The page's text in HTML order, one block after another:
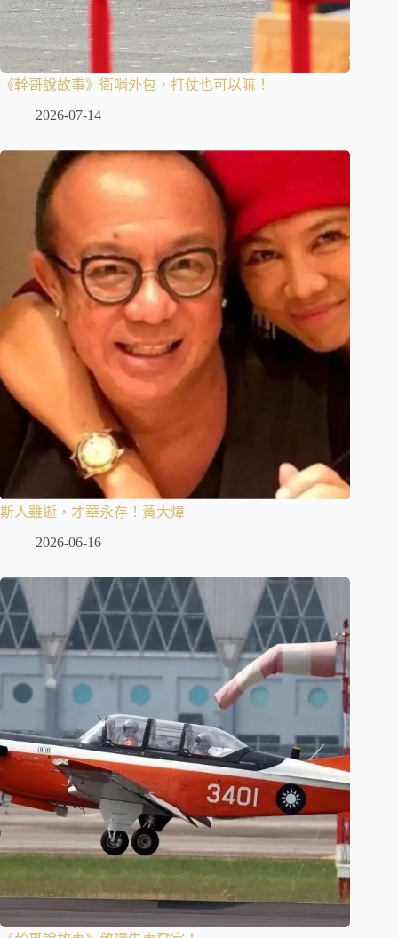
《幹哥說故事》衛哨外包，打仗也可以嘛！
2026-07-14
斯人雖逝，才華永存！黃大煒
2026-06-16